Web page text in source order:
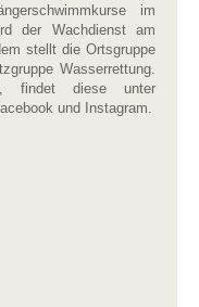
im
der Wachdienst am
stellt die Ortsgruppe
Wasserrettung.
findet diese unter
und Instagram.